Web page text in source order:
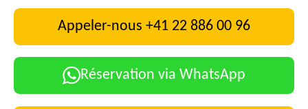
Appeler-nous +41 22 886 00 96
Réservation via WhatsApp